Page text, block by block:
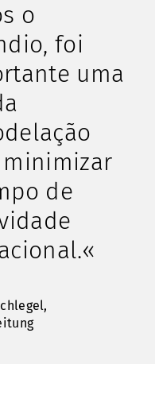
o
foi
uma
minimizar
de